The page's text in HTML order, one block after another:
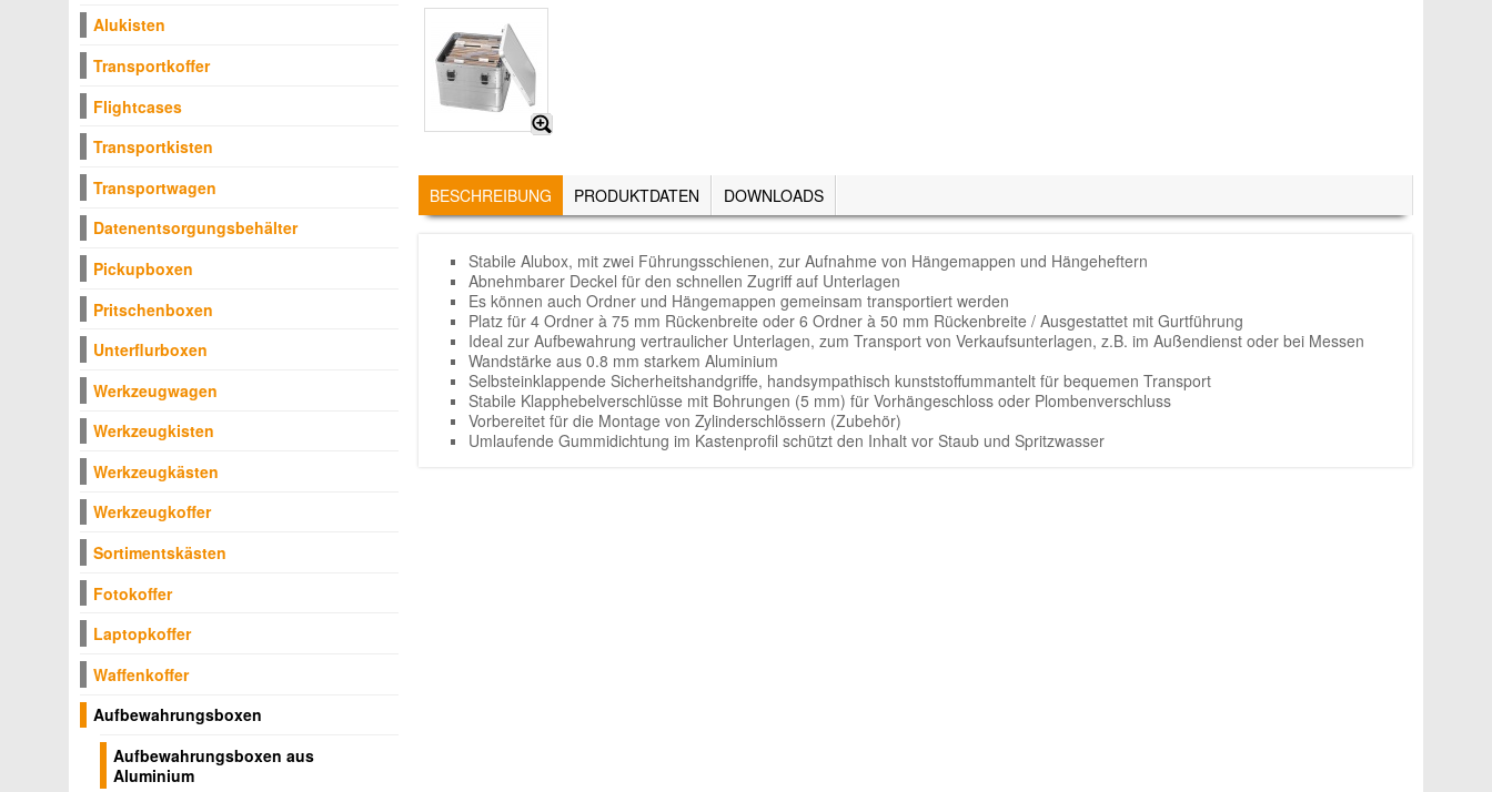
TABS
BESCHREIBUNG (AKTIVER
REITER)
PRODUKTDATEN DOWNLOADS
Stabile Alubox, mit zwei Führungsschienen, zur Aufnahme von Hängemappen und Hängeheftern
Abnehmbarer Deckel für den schnellen Zugriff auf Unterlagen
Es können auch Ordner und Hängemappen gemeinsam transportiert werden
Platz für 4 Ordner à 75 mm Rückenbreite oder 6 Ordner à 50 mm Rückenbreite / Ausgestattet mit Gurtführung
Ideal zur Aufbewahrung vertraulicher Unterlagen, zum Transport von Verkaufsunterlagen, z.B. im Außendienst oder bei Messen
Wandstärke aus 0.8 mm starkem Aluminium
Selbsteinklappende Sicherheitshandgriffe, handsympathisch kunststoffummantelt für bequemen Transport
Stabile Klapphebelverschlüsse mit Bohrungen (5 mm) für Vorhängeschloss oder Plombenverschluss
Vorbereitet für die Montage von Zylinderschlössern (Zubehör)
Umlaufende Gummidichtung im Kastenprofil schützt den Inhalt vor Staub und Spritzwasser
Alukisten
Transportkoffer
Flightcases
Transportkisten
Transportwagen
Datenentsorgungsbehälter
Pickupboxen
Pritschenboxen
Unterflurboxen
Werkzeugwagen
Werkzeugkisten
Werkzeugkästen
Werkzeugkoffer
Sortimentskästen
Fotokoffer
Laptopkoffer
Waffenkoffer
Aufbewahrungsboxen
Aufbewahrungsboxen aus
Aluminium